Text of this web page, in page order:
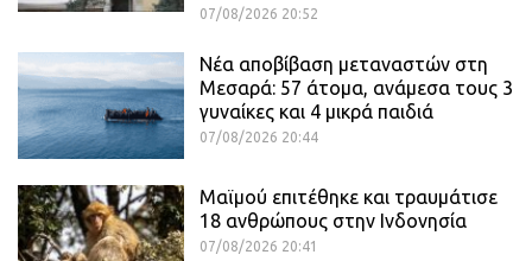
07/08/2026 20:52
Νέα αποβίβαση μεταναστών στη
Μεσαρά: 57 άτομα, ανάμεσα τους 3
γυναίκες και 4 μικρά παιδιά
07/08/2026 20:44
Μαϊμού επιτέθηκε και τραυμάτισε
18 ανθρώπους στην Ινδονησία
07/08/2026 20:41